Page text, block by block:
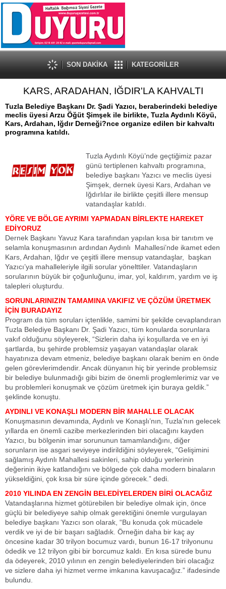
SON DAKİKA KATEGORİLER
KARS, ARADAHAN, IĞDIR'LA KAHVALTI
Tuzla Belediye Başkanı Dr. Şadi Yazıcı, beraberindeki belediye
meclis üyesi Arzu Öğüt Şimşek ile birlikte, Tuzla Aydınlı Köyü,
Kars, Ardahan, Iğdır Derneği?nce organize edilen bir kahvaltı
programına katıldı.
Tuzla Aydınlı Köyü’nde geçtiğimiz pazar
günü tertiplenen kahvaltı programına,
belediye başkanı Yazıcı ve meclis üyesi
Şimşek, dernek üyesi Kars, Ardahan ve
Iğdırlılar ile birlikte çeşitli illere mensup
vatandaşlar katıldı.
YÖRE VE BÖLGE AYRIMI YAPMADAN BİRLEKTE HAREKET
EDİYORUZ
Dernek Başkanı Yavuz Kara tarafından yapılan kısa bir tanıtım ve
selamla konuşmasının ardından Aydınlı Mahallesi’nde ikamet eden
Kars, Ardahan, Iğdır ve çeşitli illere mensup vatandaşlar, başkan
Yazıcı’ya mahalleleriyle ilgili sorular yönelttiler. Vatandaşların
sorularının büyük bir çoğunluğunu, imar, yol, kaldırım, yardım ve iş
talepleri oluşturdu.
SORUNLARINIZIN TAMAMINA VAKIFIZ VE ÇÖZÜM ÜRETMEK
İÇİN BURADAYIZ
Program da tüm soruları içtenlikle, samimi bir şekilde cevaplandıran
Tuzla Belediye Başkanı Dr. Şadi Yazıcı, tüm konularda sorunlara
vakıf olduğunu söyleyerek, “Sizlerin daha iyi koşullarda ve en iyi
şartlarda, bu şehirde problemsiz yaşayan vatandaşlar olarak
hayatınıza devam etmeniz, belediye başkanı olarak benim en önde
gelen görevlerimdendir. Ancak dünyanın hiç bir yerinde problemsiz
bir belediye bulunmadığı gibi bizim de önemli proglemlerimiz var ve
bu problemleri konuşmak ve çözüm üretmek için buraya geldik.”
şeklinde konuştu.
AYDINLI VE KONAŞLI MODERN BİR MAHALLE OLACAK
Konuşmasının devamında, Aydınlı ve Konaşlı’nın, Tuzla’nın gelecek
yıllarda en önemli cazibe merkezlerinden biri olacağını kayden
Yazıcı, bu bölgenin imar sorununun tamamlandığını, diğer
sorunların ise asgari seviyeye indirildiğini söyleyerek, “Gelişimini
sağlamış Aydınlı Mahallesi sakinleri, sahip olduğu yerlerinin
değerinin ikiye katlandığını ve bölgede çok daha modern binaların
yükseldiğini, çok kısa bir süre içinde görecek.” dedi.
2010 YILINDA EN ZENGİN BELEDİYELERDEN BİRİ OLACAĞIZ
Vatandaşlarına hizmet götürebilen bir belediye olmak için, önce
güçlü bir belediyeye sahip olmak gerektiğini önemle vurgulayan
belediye başkanı Yazıcı son olarak, “Bu konuda çok mücadele
verdik ve iyi de bir başarı sağladık. Örneğin daha bir kaç ay
öncesine kadar 30 trilyon bocumuz vardı, bunun 16-17 trilyonunu
ödedik ve 12 trilyon gibi bir borcumuz kaldı. En kısa sürede bunu
da ödeyerek, 2010 yılının en zengin belediyelerinden biri olacağız
ve sizlere daha iyi hizmet verme imkanına kavuşacağız.” ifadesinde
bulundu.